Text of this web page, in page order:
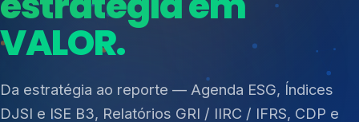
Consultoria, auditoria e treinamentos em ISO 27001,
ISO 27701, ISO 42001, ISO 37001, ISO 9001, ISO
resíduos sólidos (PGRS/PMGRS).
Mudanças Climáticas
Reputação e Cadeia
Reporte Regulatório